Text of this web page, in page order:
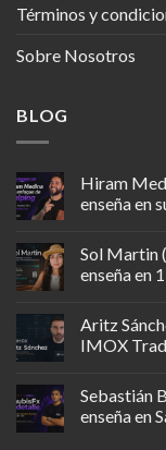
Términos y
Sobre Nosotros
BLOG
Hiram
enseña en
Sol Martin
enseña en
Aritz
IMOX
Sebastián
enseña en